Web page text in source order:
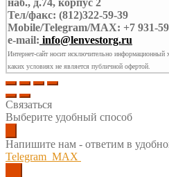
Тел/факс: (812)322-59-39
Mobile/Telegram/MAX: +7 931-
e-mail: info@lenvestorg.ru
Интернет-сайт носит исключительно информационный
каких условиях не является публичной офертой.
Связаться
Выберите удобный способ
Напишите нам - ответим в
Telegram MAX